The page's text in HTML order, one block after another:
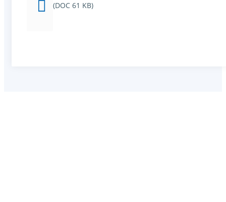
(DOC 61 KB)